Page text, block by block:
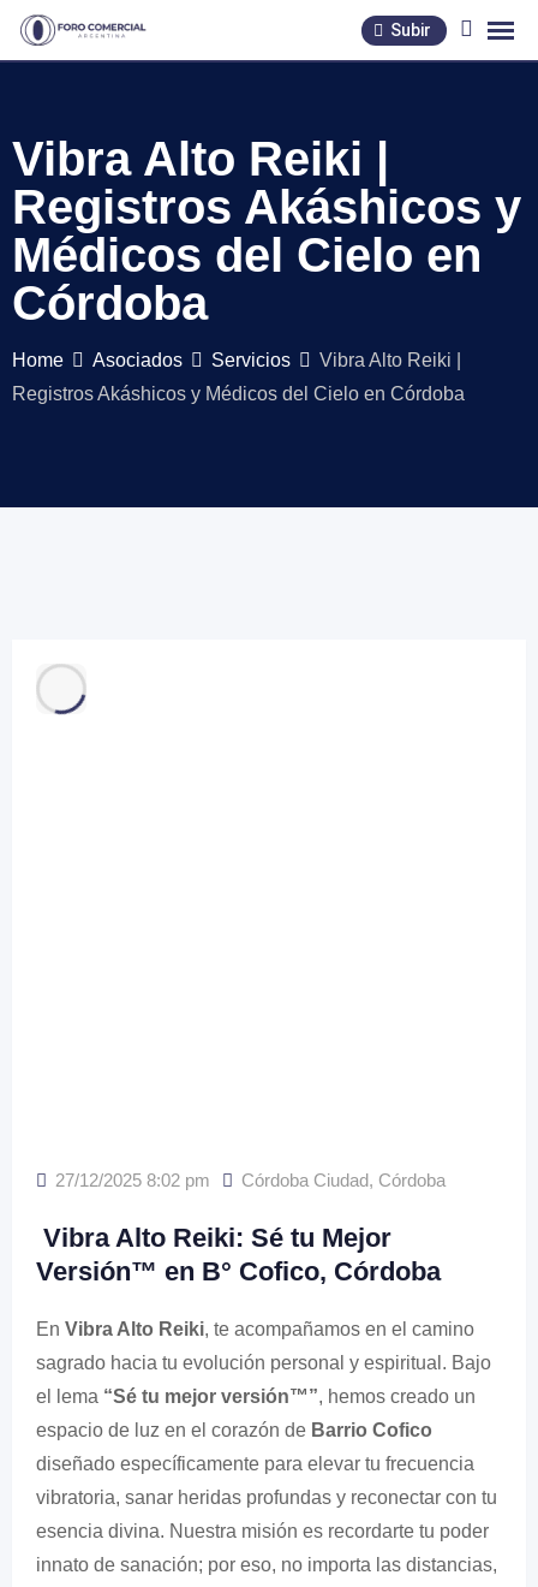
Skip
Subir
Vibra Alto Reiki |
Registros Akáshicos y
Médicos del Cielo en
Córdoba
Home Asociados Servicios
Vibra Alto Reiki |
Registros Akáshicos y Médicos del Cielo en Córdoba
27/12/2025 8:02 pm Córdoba Ciudad, Córdoba
Vibra Alto Reiki: Sé tu Mejor
Versión™ en B° Cofico, Córdoba
En Vibra Alto Reiki, te acompañamos en el camino
sagrado hacia tu evolución personal y espiritual. Bajo
el lema “Sé tu mejor versión™”, hemos creado un
espacio de luz en el corazón de Barrio Cofico
diseñado específicamente para elevar tu frecuencia
vibratoria, sanar heridas profundas y reconectar con tu
esencia divina. Nuestra misión es recordarte tu poder
innato de sanación; por eso, no importa las distancias,